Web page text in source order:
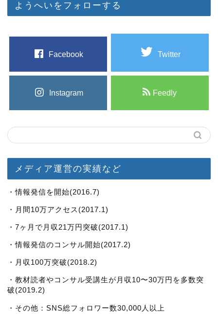
ようへいをフォローする
Facebook Twitter
Instagram Feedly
メディア運営の実績など
・情報発信を開始(2016.7)
・月間10万アクセス(2017.1)
・7ヶ月で月収21万円突破(2017.1)
・情報発信のコンサル開始(2017.2)
・月収100万突破(2018.2)
・教材読者やコンサル受講生が月収10〜30万円を多数突
破(2019.2)
・その他：SNS総フォロワー数30,000人以上